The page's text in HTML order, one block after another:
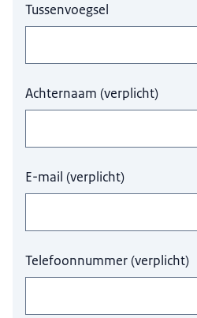
Tussenvoegsel
Achternaam (verplicht)
E-mail (verplicht)
Telefoonnummer(verplicht)